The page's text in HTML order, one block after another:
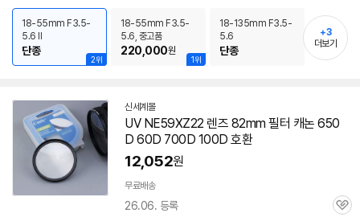
기
2위
18-55mm F3.5-
5.6 II
단종
1위
18-55mm F3.5-
5.6, 중고품
220,000원
18-135mm F3.5-
5.6
단종
+3
더보기
신세계몰
UV NE59XZ22 렌즈 82mm 필터 캐논 650
D 60D 700D 100D 호환
12,052원
무료배송
26.06. 등록
관